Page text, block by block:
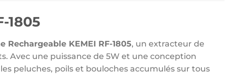
1805
Rechargeable KEMEI RF-1805, un extracteur de
Avec une puissance de 5W et une conception
peluches, poils et bouloches accumulés sur tous